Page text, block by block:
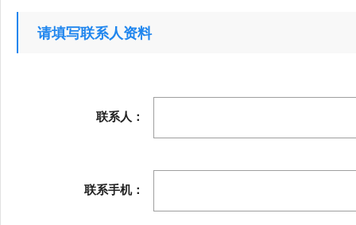
请填写联系人资料
联系人：
联系手机：